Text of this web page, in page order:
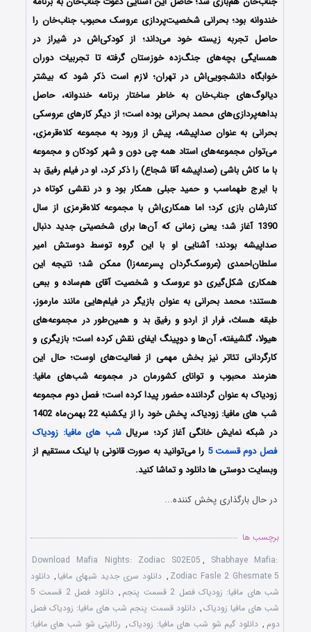
خندوانه بود؛ بحرانی شخصیت‌پردازی عروسک محبوب جناب‌خان را
حاصل تجربه زیسته خود می‌داند؛ از کودکی‌اش در شیراز در
همسایگی بچه‌های جنگ‌زده خوزستان گرفته تا تجربیات دوران
خوابگاه دانشجویی‌اش در تهران؛ لازم است ذکر شود که بیشتر
دیالوگ‌های جناب‌خان به خاطر ساختار برنامه خندوانه، حاصل
بداهه‌پردازی‌های محمد بحرانی بوده است؛ از دیگر کارهای عروسکی
بحرانی به عنوان صداپیشه، پیش از ورود به مجموعه کلاه‌قرمزی،
می‌توان مجموعه‌های استاد همه چی دون و شهر کودکان و مجموعه
با ما کاش باشی (صداپیشه آقا شجاع) را ذکر کرد، او در فیلم رفیق بد
با ایرج طهماسب و حمید جبلی همکار بود و در نقشی کوتاه در
کنارشان بازی کرد؛ اما همکاری‌اش با مجموعه کلاه‌قرمزی از سال
1390 آغاز شد؛ یعنی زمانی که آن‌ها برای شخصیتی جدید دنبال
صداپیشه بودند؛ آشنایی او با این گروه توسط دوستش امیر
سلطان‌احمدی (عروسک‌گردان پسرعمه‌زا) ممکن شد؛ نتیجه این
همکاری شکل‌گیری دو عروسک و شخصیت آقای هم‌ساده و ببعی
هستند؛ محمد بحرانی به عنوان بازیگر در فیلم‌هایی مانند مارموز،
طبقه هساث، فرار از اردو و رفیق بد و همین‌طور در مجموعه‌های
هیولا، گلشیفته، آن‌ها و دوپینگ ایفای نقش کرده‌ است؛ بازیگری و
کارگردانی تئاتر نیز بخش مهمی از فعالیت‌های اوست؛ حال این
هنرمند محبوب و توانای کشورمان در مجموعه شب‌های مافیا:
زودیاک به عنوان گرداننده حضور پیدا کرده است؛ فصل دوم مجموعه
شب های مافیا: زودیاک، پخش خود را از یکشنبه 22 بهمن‌ماه 1402
در شبکه نمایش خانگی آغاز کرد؛ سریالشب های مافیا: زودیاک
فصل دوم قسمت 5 را می‌توانید به صورت قانونی با لینک مستقیم از
وبسایت دوستی ها دانلود و تماشا کنید.
در حال بارگذاری پخش کننده...
برچسب ها
Download Mafia Nights: Zodiac S02E05 , Shabhaye Mafia:
Zodiac Fasle 2 Ghesmate 5
, دانلود سری جدید شبهای مافیا , دانلود
شب های مافیا: زودیاک فصل 2 قسمت پنجم
,
دانلود فصل 2 قسمت 5
شب های مافیا زودیاک, دانلود قسمت پنجم شب های مافیا: زودیاک فصل
دوم , دانلود گیم شو شب های مافیا: زودیاک, رئالیتی شو شب های مافیا: